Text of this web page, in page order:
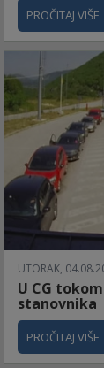
PROČITAJ VIŠE
UTORAK,
U CG
stanovnika
PROČITAJ VIŠE